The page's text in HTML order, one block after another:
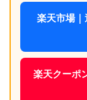
楽天市場｜
楽天クーポ